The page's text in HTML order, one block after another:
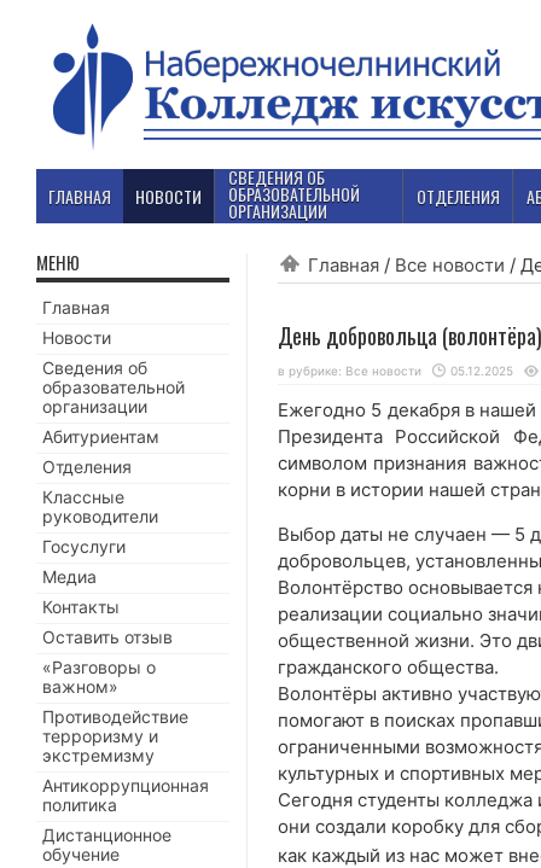
ГЛАВНАЯ НОВОСТИ
СВЕДЕНИЯ ОБ
ОБРАЗОВАТЕЛЬНОЙ
ОРГАНИЗАЦИИ
ОТДЕЛЕНИЯ
Главная / Все новости /
День добровольца
в рубрике: Все новости 05.12.2025
Ежегодно 5 декабря в нашей
Президента Российской
символом признания
корни в истории нашей
Выбор даты не случаен — 5
добровольцев,
Волонтёрство
реализации социально
общественной жизни. Это
гражданского общества.
Волонтёры активно
помогают в поисках
ограниченными
культурных и спортивных
Сегодня студенты
они создали коробку для
как каждый из нас может
МЕНЮ
Главная
Новости
Сведения об
образовательной
организации
Абитуриентам
Отделения
Классные
руководители
Госуслуги
Медиа
Контакты
Оставить отзыв
«Разговоры о
важном»
Противодействие
терроризму и
экстремизму
Антикоррупционная
политика
Дистанционное
обучение